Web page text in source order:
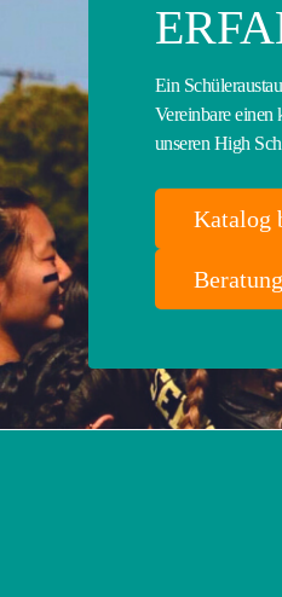
Ein
Vereinbare
unseren High
Katalog